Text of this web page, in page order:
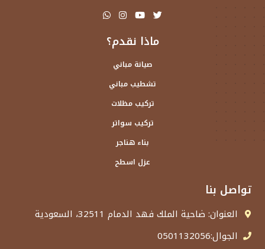
ماذا نقدم؟
صيانة مباني
تشطيب مباني
تركيب مظلات
تركيب سواتر
بناء هناجر
عزل اسطح
تواصل بنا
العنوان: ضاحية الملك فهد الدمام 32511، السعودية
الجوال:0501132056